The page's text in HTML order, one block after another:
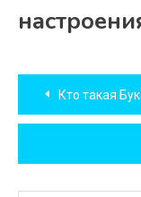
по
записям
Кто такая